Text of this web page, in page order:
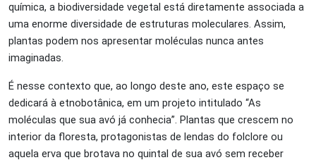
química, a biodiversidade vegetal está diretamente associada a
uma enorme diversidade de estruturas moleculares. Assim,
plantas podem nos apresentar moléculas nunca antes
imaginadas.
É nesse contexto que, ao longo deste ano, este espaço se
dedicará à etnobotânica, em um projeto intitulado “As
moléculas que sua avó já conhecia”. Plantas que crescem no
interior da floresta, protagonistas de lendas do folclore ou
aquela erva que brotava no quintal de sua avó sem receber